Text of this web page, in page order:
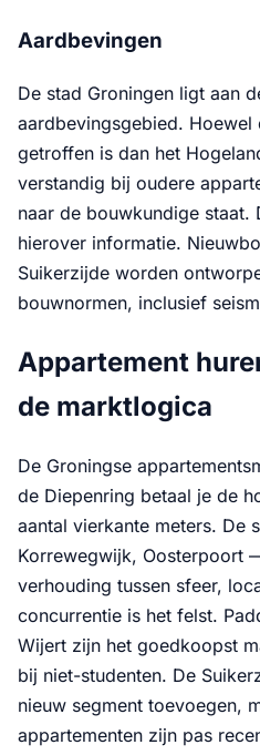
Aardbevingen
De stad Groningen ligt aan
aardbevingsgebied.
getroffen is dan het
verstandig bij oudere
naar de bouwkundige staat.
hierover informatie.
Suikerzijde worden
bouwnormen, inclusief
Appartement
de marktlogica
De Groningse
de Diepenring betaal je de
aantal vierkante meters. De
Korrewegwijk, Oosterpoort
verhouding tussen sfeer,
concurrentie is het felst.
Wijert zijn het goedkoopst
bij niet-studenten. De
nieuw segment toevoegen,
appartementen zijn pas